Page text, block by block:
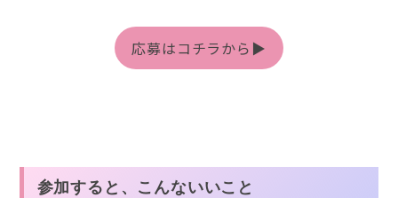
応募はコチラから▶
参加すると、こんないいこと